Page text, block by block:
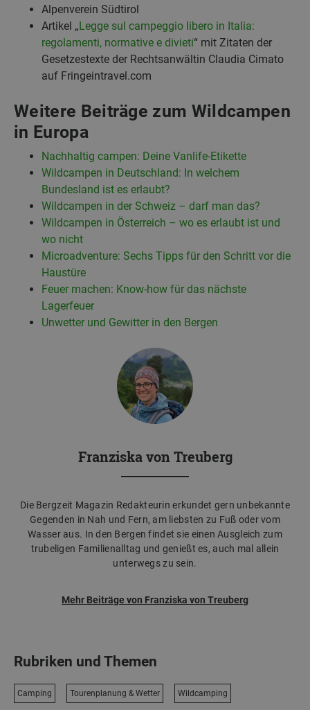
Alpenverein Südtirol
Artikel „Legge sul campeggio libero in Italia:
regolamenti, normative e divieti“ mit Zitaten der
Gesetzestexte der Rechtsanwältin Claudia Cimato
auf Fringeintravel.com
Weitere Beiträge zum Wildcampen
in Europa
Nachhaltig campen: Deine Vanlife-Etikette
Wildcampen in Deutschland: In welchem
Bundesland ist es erlaubt?
Wildcampen in der Schweiz – darf man das?
Wildcampen in Österreich – wo es erlaubt ist und
wo nicht
Microadventure: Sechs Tipps für den Schritt vor die
Haustüre
Feuer machen: Know-how für das nächste
Lagerfeuer
Unwetter und Gewitter in den Bergen
Franziska von Treuberg
Die Bergzeit Magazin Redakteurin erkundet gern unbekannte
Gegenden in Nah und Fern, am liebsten zu Fuß oder vom
Wasser aus. In den Bergen findet sie einen Ausgleich zum
trubeligen Familienalltag und genießt es, auch mal allein
unterwegs zu sein.
Mehr Beiträge von Franziska von Treuberg
Rubriken und Themen
Camping Tourenplanung & Wetter Wildcamping